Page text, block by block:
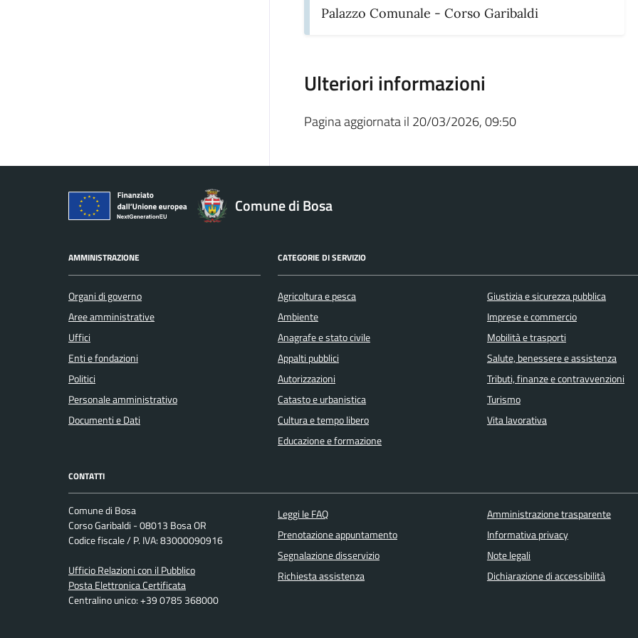
Palazzo Comunale - Corso Garibaldi
Ulteriori informazioni
Pagina aggiornata il 20/03/2026, 09:50
Comune di Bosa
AMMINISTRAZIONE
Organi di governo
Aree amministrative
Uffici
Enti e fondazioni
Politici
Personale amministrativo
Documenti e Dati
CATEGORIE DI SERVIZIO
Agricoltura e pesca
Ambiente
Anagrafe e stato civile
Appalti pubblici
Autorizzazioni
Catasto e urbanistica
Cultura e tempo libero
Educazione e formazione
Giustizia e sicurezza pubblica
Imprese e commercio
Mobilità e trasporti
Salute, benessere e assistenza
Tributi, finanze e contravvenzioni
Turismo
Vita lavorativa
CONTATTI
Comune di Bosa
Corso Garibaldi - 08013 Bosa OR
Codice fiscale / P. IVA: 83000090916
Ufficio Relazioni con il Pubblico
Posta Elettronica Certificata
Centralino unico: +39 0785 368000
Leggi le FAQ
Prenotazione appuntamento
Segnalazione disservizio
Richiesta assistenza
Amministrazione trasparente
Informativa privacy
Note legali
Dichiarazione di accessibilità